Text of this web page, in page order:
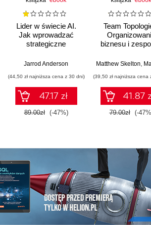
Lider w świecie AI.
Jak wprowadzać
strategiczne
biznes i przewodzić
sztucznej inteligencji
Jarrod Anderson
(44,50 zł najniższa cena z 30 dni)
47.17 zł
89.00zł (-47%)
Team
biznesu i
szybkiego
Matthew Skelton,
(39,50 zł najniższa cena
41.87
79.00zł (-